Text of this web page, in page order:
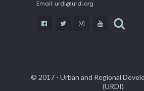
Email: urdi@urdi.org
© 2017 - Urban and Regional
(URDI)